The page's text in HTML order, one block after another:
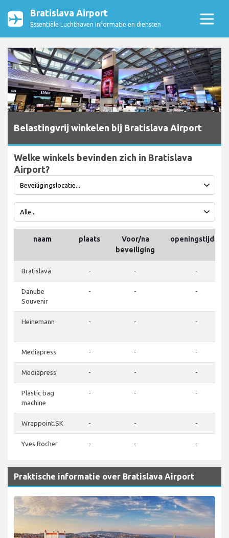
Bratislava Airport
Essentiële Luchthaven Informatie en diensten
Belastingvrij winkelen bij Bratislava Airport
Welke winkels bevinden zich in Bratislava
Airport?
naam plaats
Voor/na
beveiliging
openingstijden
Bratislava - - -
Danube
Souvenir
- - -
Heinemann - - -
Mediapress - - -
Mediapress - - -
Plastic bag
machine
- - -
Wrappoint.SK - - -
Yves Rocher - - -
Praktische informatie over Bratislava Airport